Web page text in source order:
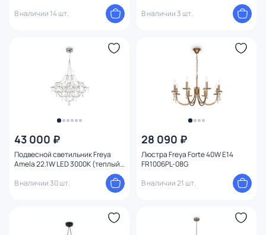
В наличии 14 шт.
В наличии 3 шт.
43 000 ₽
Подвесной светильник Freya
Amela 22.1W LED 3000К (теплый)
В наличии 30 шт.
28 090 ₽
Люстра Freya Forte 40W E14
FR1006PL-08G
В наличии 21 шт.